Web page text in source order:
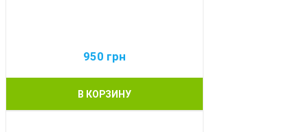
950 грн
В КОРЗИНУ